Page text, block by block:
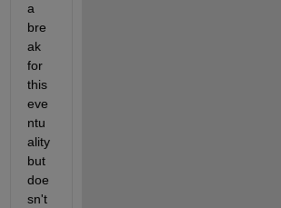
a
bre
ak
for
this
eve
ntu
ality
but
doe
sn't